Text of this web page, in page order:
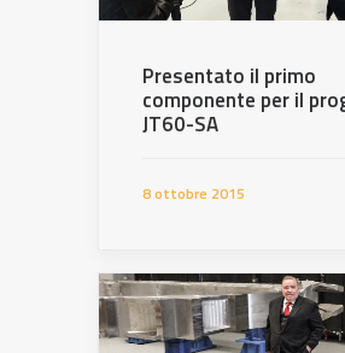
Presentato il primo
componente per il
JT60-SA
8 ottobre 2015